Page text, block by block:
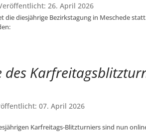
26. April 2026
die diesjährige Bezirkstagung in Meschede
des
07. April 2026
Karfreitags-Blitzturniers sind nun